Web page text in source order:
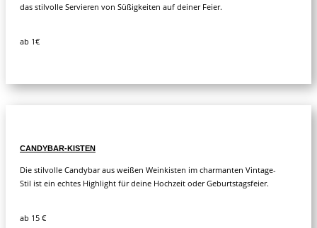
das stilvolle Servieren von Süßigkeiten auf deiner Feier.
ab 1€
CANDYBAR-KISTEN
Die stilvolle Candybar aus weißen Weinkisten im charmanten Vintage-
Stil ist ein echtes Highlight für deine Hochzeit oder Geburtstagsfeier.
ab 15 €